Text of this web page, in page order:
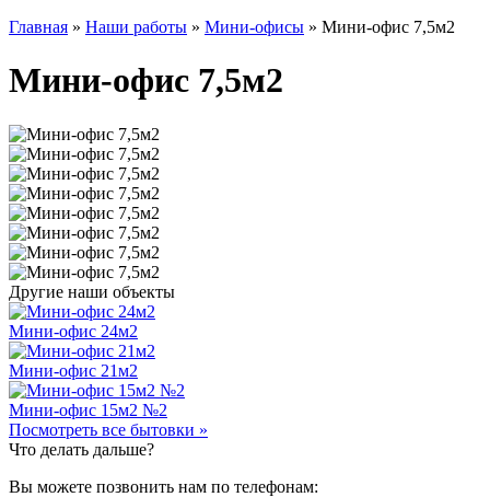
Главная » Наши работы » Мини-офисы » Мини-офис 7,5м2
Мини-офис 7,5м2
Другие наши объекты
Мини-офис 24м2
Мини-офис 21м2
Мини-офис 15м2 №2
Посмотреть все бытовки »
Что делать дальше?
Вы можете позвонить нам по телефонам: